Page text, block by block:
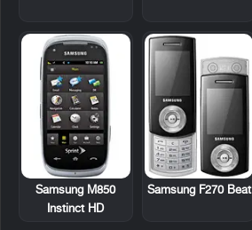
Samsung F270 Beat
Samsung M850
Instinct HD